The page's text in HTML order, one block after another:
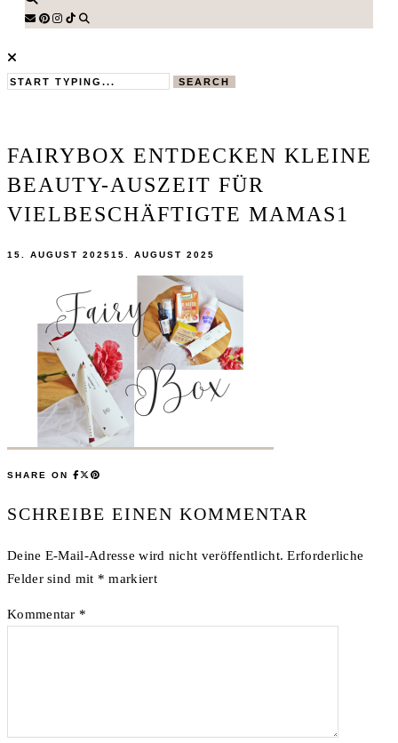
SEARCH
FAIRYBOX ENTDECKEN KLEINE
BEAUTY-AUSZEIT FÜR
VIELBESCHÄFTIGTE MAMAS1
15. AUGUST 202515. AUGUST 2025
SHARE ON
SCHREIBE EINEN KOMMENTAR
Deine E-Mail-Adresse wird nicht veröffentlicht. Erforderliche
Felder sind mit * markiert
Kommentar *